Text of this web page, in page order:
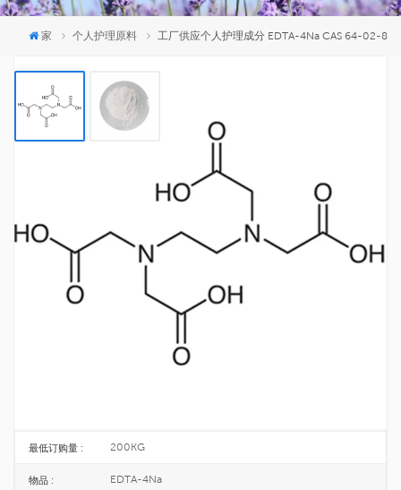
家 个人护理原料 工厂供应个人护理成分 EDTA-4Na CAS 64-02-8
工厂供应个人护理成分 EDTA-4Na CAS
EDTA-4Na是一种重要的络合剂和金属掩蔽剂。
64-02-8
欧洲化学会 :
TOPINCHEM®
最低订购量 : 200KG
物品 : EDTA-4Na